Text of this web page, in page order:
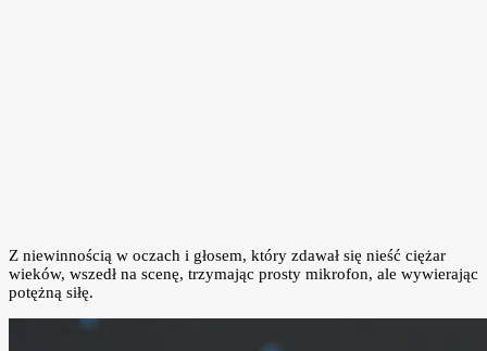
Z niewinnością w oczach i głosem, który zdawał się nieść ciężar
wieków, wszedł na scenę, trzymając prosty mikrofon, ale wywierając
potężną siłę.